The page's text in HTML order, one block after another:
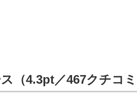
（4.3pt／467クチコミ